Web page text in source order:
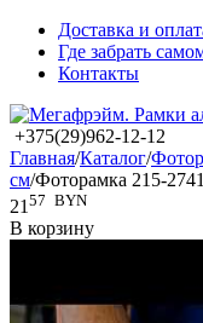
Доставка и
Где забрать
Контакты
+375(29)962-12-12
Главная/Каталог/
см/Фоторамка 215-
21 57 BYN
В корзину